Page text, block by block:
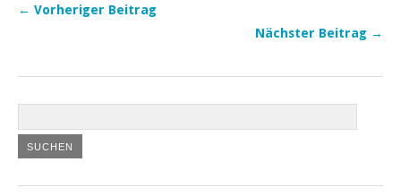
← Vorheriger Beitrag
Nächster Beitrag →